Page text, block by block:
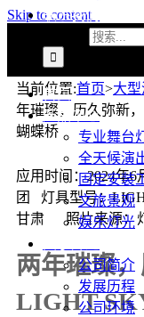
Skip to content
联系我们
首页
产品中心
专业舞台
全天候演
固定安装
文旅景观
娱乐灯光
公司简介
发展历程
公司环境
当前位置:首页>大
年璀璨，历久弥新
蝴蝶桥
应用时间：2024年
团 灯具型号：
甘肃 照片来源：灯
两年璀璨
LIGHT